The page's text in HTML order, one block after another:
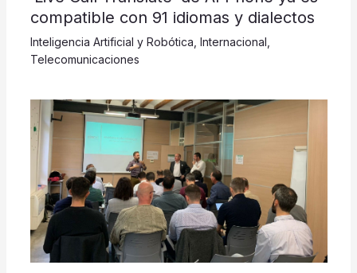
compatible con 91 idiomas y dialectos
Inteligencia Artificial y Robótica Internacional
Telecomunicaciones